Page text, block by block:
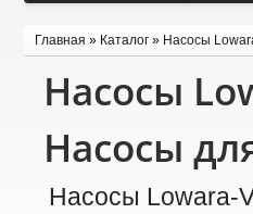
Главная » Каталог » Насосы
Насосы
Насосы
Насосы Lowara-